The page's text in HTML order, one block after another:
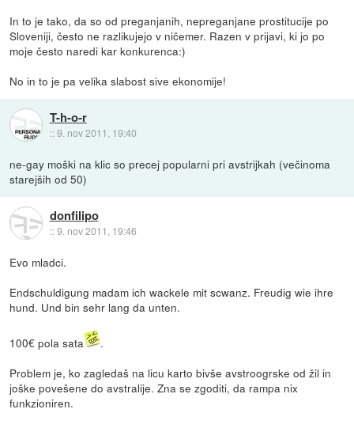
In to je tako, da so od preganjanih, nepreganjane prostitucije po
Sloveniji, često ne razlikujejo v ničemer. Razen v prijavi, ki jo po
moje često naredi kar konkurenca:)
No in to je pa velika slabost sive ekonomije!
T-h-o-r
::9. nov 2011, 19:40
ne-gay moški na klic so precej popularni pri avstrijkah (večinoma
starejših od 50)
donfilipo
::9. nov 2011, 19:46
Evo mladci.
Endschuldigung madam ich wackele mit scwanz. Freudig wie ihre
hund. Und bin sehr lang da unten.
100€ pola sata
.
Problem je, ko zagledaš na licu karto bivše avstroogrske od žil in
joške povešene do avstralije. Zna se zgoditi, da rampa nix
funkzioniren.